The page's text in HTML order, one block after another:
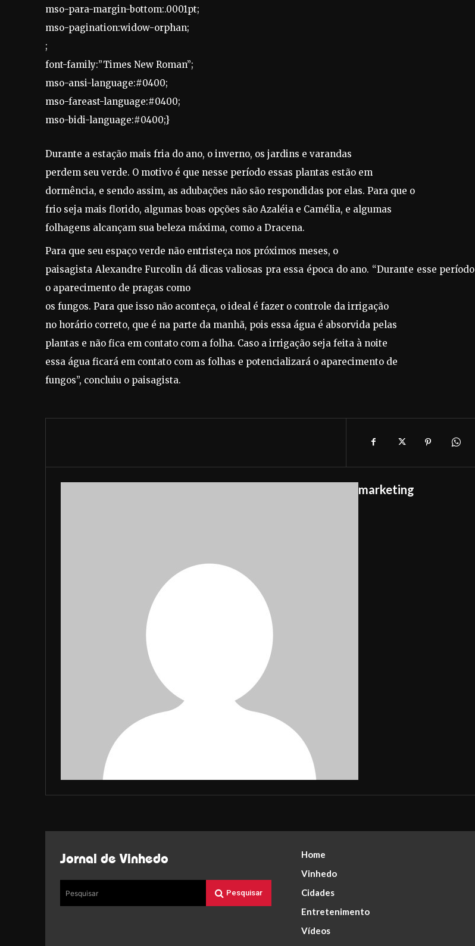
mso-para-margin-bottom:.0001pt;
mso-pagination:widow-orphan;
;
font-family:”Times New Roman”;
mso-ansi-language:#0400;
mso-fareast-language:#0400;
mso-bidi-language:#0400;}
Durante a estação mais fria do ano, o inverno, os jardins e varandas
perdem seu verde. O motivo é que nesse período essas plantas estão em
dormência, e sendo assim, as adubações não são respondidas por elas. Para que o
frio seja mais florido, algumas boas opções são Azaléia e Camélia, e algumas
folhagens alcançam sua beleza máxima, como a Dracena.
Para que seu espaço verde não entristeça nos próximos meses, o
paisagista Alexandre Furcolin dá dicas valiosas pra essa época do ano. “Durante esse período
o aparecimento de pragas como
os fungos. Para que isso não aconteça, o ideal é fazer o controle da irrigação
no horário correto, que é na parte da manhã, pois essa água é absorvida pelas
plantas e não fica em contato com a folha. Caso a irrigação seja feita à noite
essa água ficará em contato com as folhas e potencializará o aparecimento de
fungos”, concluiu o paisagista.
marketing
Jornal de Vinhedo
Pesquisar Pesquisar
Home
Vinhedo
Cidades
Entretenimento
Vídeos